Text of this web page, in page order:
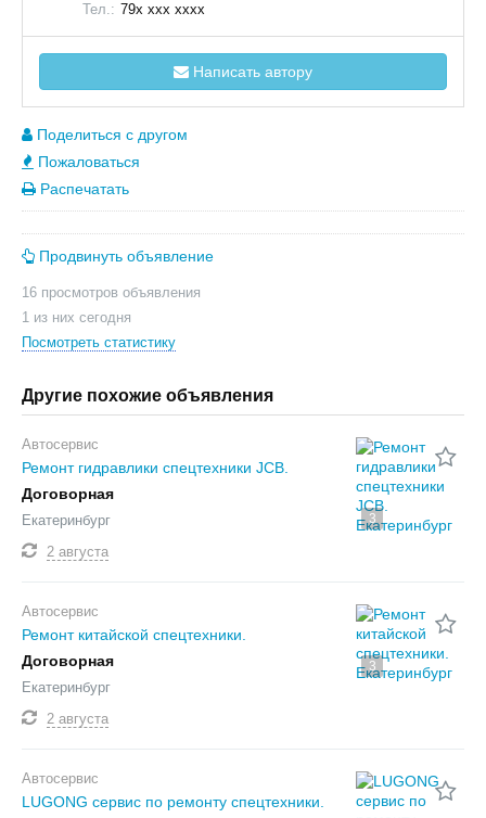
Тел.: 79x xxx xxxx
Написать автору
Поделиться с другом
Пожаловаться
Распечатать
Продвинуть объявление
16 просмотров объявления
1 из них сегодня
Посмотреть статистику
Другие похожие объявления
3
Автосервис
Ремонт гидравлики спецтехники JCB.
Договорная
Екатеринбург
2 августа
3
Автосервис
Ремонт китайской спецтехники.
Договорная
Екатеринбург
2 августа
Автосервис
LUGONG сервис по ремонту спецтехники.